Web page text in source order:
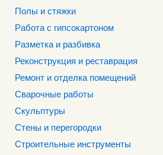
Полы и стяжки
Работа с гипсокартоном
Разметка и разбивка
Реконструкция и реставрация
Ремонт и отделка помещений
Сварочные работы
Скульптуры
Стены и перегородки
Строительные инструменты